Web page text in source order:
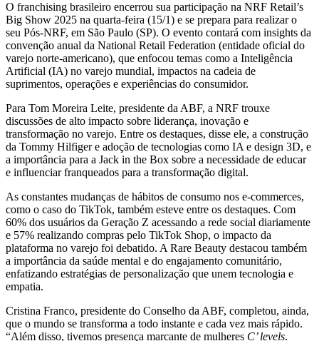
O franchising brasileiro encerrou sua participação na NRF Retail’s
Big Show 2025 na quarta-feira (15/1) e se prepara para realizar o
seu Pós-NRF, em São Paulo (SP). O evento contará com insights da
convenção anual da National Retail Federation (entidade oficial do
varejo norte-americano), que enfocou temas como a Inteligência
Artificial (IA) no varejo mundial, impactos na cadeia de
suprimentos, operações e experiências do consumidor.
Para Tom Moreira Leite, presidente da ABF, a NRF trouxe
discussões de alto impacto sobre liderança, inovação e
transformação no varejo. Entre os destaques, disse ele, a construção
da Tommy Hilfiger e adoção de tecnologias como IA e design 3D, e
a importância para a Jack in the Box sobre a necessidade de educar
e influenciar franqueados para a transformação digital.
As constantes mudanças de hábitos de consumo nos e-commerces,
como o caso do TikTok, também esteve entre os destaques. Com
60% dos usuários da Geração Z acessando a rede social diariamente
e 57% realizando compras pelo TikTok Shop, o impacto da
plataforma no varejo foi debatido. A Rare Beauty destacou também
a importância da saúde mental e do engajamento comunitário,
enfatizando estratégias de personalização que unem tecnologia e
empatia.
Cristina Franco, presidente do Conselho da ABF, completou, ainda,
que o mundo se transforma a todo instante e cada vez mais rápido.
“Além disso, tivemos presença marcante de mulheres C’ levels.